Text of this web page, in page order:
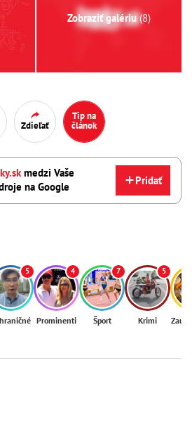
Zobraziť galériu(8)
Zdieľať
Tip na
článok
medzi Vaše
na Google
Pridať
5 4
Prominenti
7
Šport
5
Krimi